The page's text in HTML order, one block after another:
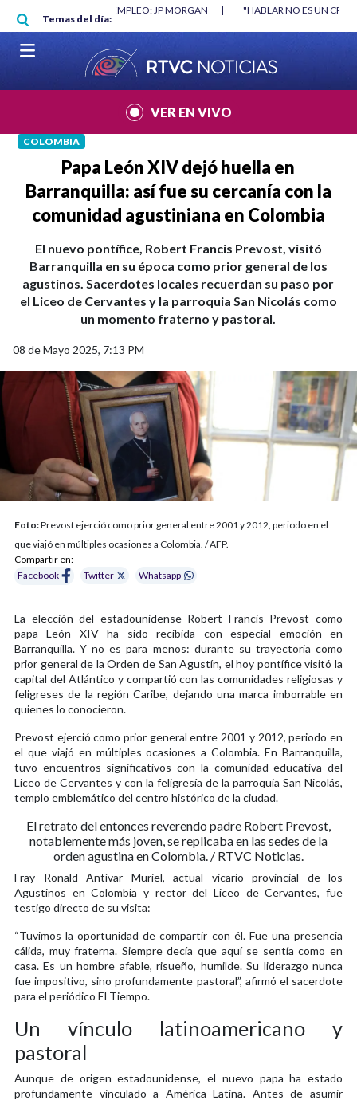
Pasar al contenido principal
Temas del día:
"HABLAR NO ES UN CRIMEN": CARTA DE BETO CORAL |
VER EN VIVO
COLOMBIA
Papa León XIV dejó huella en
Barranquilla: así fue su cercanía con la
comunidad agustiniana en Colombia
El nuevo pontífice, Robert Francis Prevost, visitó
Barranquilla en su época como prior general de los
agustinos. Sacerdotes locales recuerdan su paso por
el Liceo de Cervantes y la parroquia San Nicolás como
un momento fraterno y pastoral.
08 de Mayo 2025, 7:13 PM
Foto:Prevost ejerció como prior general entre 2001 y 2012, periodo en el
que viajó en múltiples ocasiones a Colombia. / AFP.
Compartir en:
Facebook
Twitter Whatsapp
La elección del estadounidense Robert Francis Prevost como
papa León XIV ha sido recibida con especial emoción en
Barranquilla. Y no es para menos: durante su trayectoria como
prior general de la Orden de San Agustín, el hoy pontífice visitó la
capital del Atlántico y compartió con las comunidades religiosas y
feligreses de la región Caribe, dejando una marca imborrable en
quienes lo conocieron.
Prevost ejerció como prior general entre 2001 y 2012, periodo en
el que viajó en múltiples ocasiones a Colombia. En Barranquilla,
tuvo encuentros significativos con la comunidad educativa del
Liceo de Cervantes y con la feligresía de la parroquia San Nicolás,
templo emblemático del centro histórico de la ciudad.
El retrato del entonces reverendo padre Robert Prevost,
notablemente más joven, se replicaba en las sedes de la
orden agustina en Colombia. / RTVC Noticias.
Fray Ronald Antívar Muriel, actual vicario provincial de los
Agustinos en Colombia y rector del Liceo de Cervantes, fue
testigo directo de su visita:
“Tuvimos la oportunidad de compartir con él. Fue una presencia
cálida, muy fraterna. Siempre decía que aquí se sentía como en
casa. Es un hombre afable, risueño, humilde. Su liderazgo nunca
fue impositivo, sino profundamente pastoral”, afirmó el sacerdote
para el periódico El Tiempo.
Un vínculo latinoamericano y
pastoral
Aunque de origen estadounidense, el nuevo papa ha estado
profundamente vinculado a América Latina. Antes de asumir